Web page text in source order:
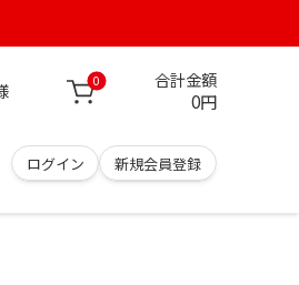
0 合計金額
0円
ログイン 新規会員登録